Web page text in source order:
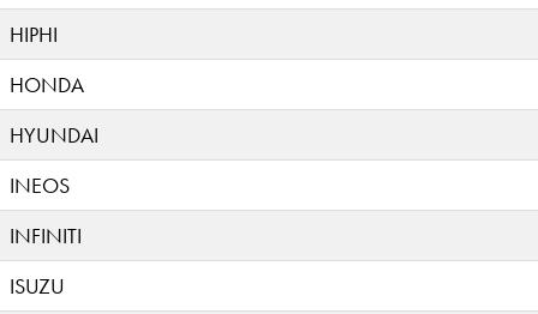
HIPHI
HONDA
HYUNDAI
INEOS
INFINITI
ISUZU